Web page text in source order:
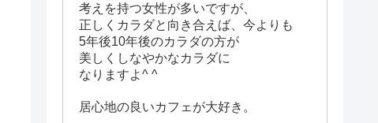
考えを持つ女性が多いですが、
正しくカラダと向き合えば、今よりも
5年後10年後のカラダの方が
美しくしなやかなカラダに
なりますよ^ ^
居心地の良いカフェが大好き。